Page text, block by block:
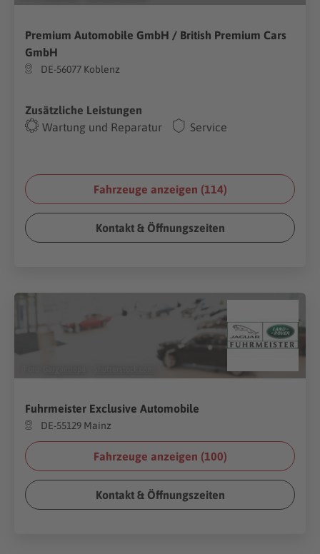
Premium Automobile GmbH / British Premium Cars
GmbH
DE-56077 Koblenz
Zusätzliche Leistungen
Wartung und Reparatur
Service
Fahrzeuge anzeigen (114)
Kontakt & Öffnungszeiten
Fuhrmeister Exclusive Automobile
DE-55129 Mainz
Fahrzeuge anzeigen (100)
Kontakt & Öffnungszeiten